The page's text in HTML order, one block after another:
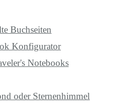
Buchseiten
Konfigurator
Notebooks
oder Sternenhimmel